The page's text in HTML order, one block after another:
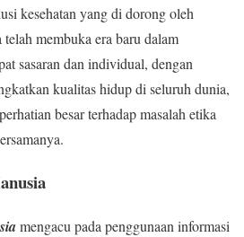
kesehatan yang di dorong oleh
membuka era baru dalam
sasaran dan individual, dengan
kualitas hidup di seluruh dunia,
besar terhadap masalah etika
mengacu pada penggunaan informasi